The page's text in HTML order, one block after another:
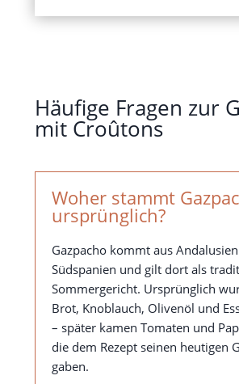
Häufige Fragen zur
mit Croûtons
Woher stammt
ursprünglich?
Gazpacho kommt aus
Südspanien und gilt dort als
Sommergericht. Ursprünglich
Brot, Knoblauch, Olivenöl und
– später kamen Tomaten und
die dem Rezept seinen heutigen
gaben.